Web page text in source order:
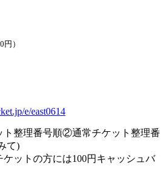
）
e/east0614
整理番号順②通常チケット整理番
て)
ットの方には100円キャッシュバ